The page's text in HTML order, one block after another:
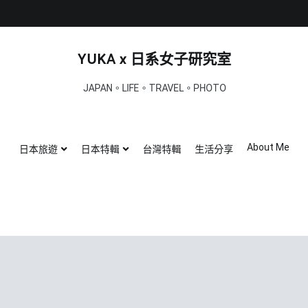
YUKA x 日系女子研究室
JAPAN。LIFE。TRAVEL。PHOTO
日本旅遊 日本特輯 台灣特輯 生活分享 About Me